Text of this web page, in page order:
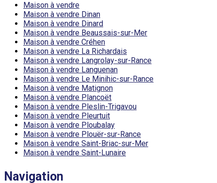
Maison à vendre
Maison à vendre Dinan
Maison à vendre Dinard
Maison à vendre Beaussais-sur-Mer
Maison à vendre Créhen
Maison à vendre La Richardais
Maison à vendre Langrolay-sur-Rance
Maison à vendre Languenan
Maison à vendre Le Minihic-sur-Rance
Maison à vendre Matignon
Maison à vendre Plancoët
Maison à vendre Pleslin-Trigavou
Maison à vendre Pleurtuit
Maison à vendre Ploubalay
Maison à vendre Plouër-sur-Rance
Maison à vendre Saint-Briac-sur-Mer
Maison à vendre Saint-Lunaire
Navigation